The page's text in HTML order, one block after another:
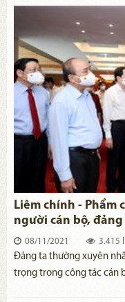
tham gia và đảm nhiệm
hiệp. Và có lẽ, chỉ có Hồ
được Huỳnh Thúc Kháng
khí rất bền, đạo đức rất
lời mời gọi hợp tác.
nay hiếm”, Huỳnh Thúc
cách mạng, trong thời
thế “Ngàn cân treo sợi tóc”.
Liêm chính - Phẩm
người cán bộ,
Chí Minh
08/11/2021 3.415
​Đảng ta thường xuyên
trọng trong công tác cán